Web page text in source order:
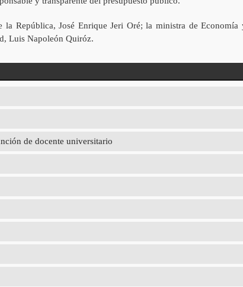
la República, José Enrique Jeri Oré; la ministra de Economía
Luis Napoleón Quiróz.
de docente universitario